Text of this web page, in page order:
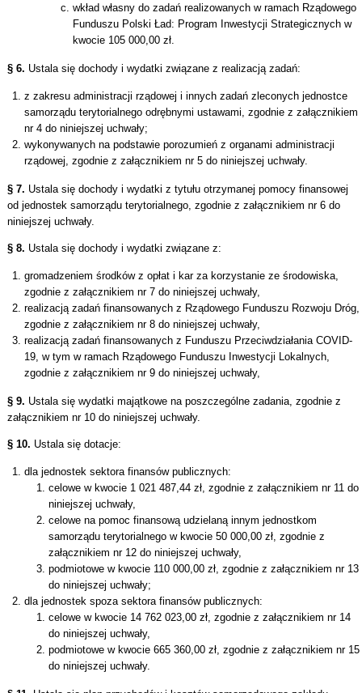
wkład własny do zadań realizowanych w ramach Rządowego
Funduszu Polski Ład: Program Inwestycji Strategicznych w
kwocie 105 000,00 zł.
§ 6. Ustala się dochody i wydatki związane z realizacją zadań:
z zakresu administracji rządowej i innych zadań zleconych jednostce
samorządu terytorialnego odrębnymi ustawami, zgodnie z załącznikiem
nr 4 do niniejszej uchwały;
wykonywanych na podstawie porozumień z organami administracji
rządowej, zgodnie z załącznikiem nr 5 do niniejszej uchwały.
§ 7. Ustala się dochody i wydatki z tytułu otrzymanej pomocy finansowej
od jednostek samorządu terytorialnego, zgodnie z załącznikiem nr 6 do
niniejszej uchwały.
§ 8. Ustala się dochody i wydatki związane z:
gromadzeniem środków z opłat i kar za korzystanie ze środowiska,
zgodnie z załącznikiem nr 7 do niniejszej uchwały,
realizacją zadań finansowanych z Rządowego Funduszu Rozwoju Dróg,
zgodnie z załącznikiem nr 8 do niniejszej uchwały,
realizacją zadań finansowanych z Funduszu Przeciwdziałania COVID-
19, w tym w ramach Rządowego Funduszu Inwestycji Lokalnych,
zgodnie z załącznikiem nr 9 do niniejszej uchwały,
§ 9. Ustala się wydatki majątkowe na poszczególne zadania, zgodnie z
załącznikiem nr 10 do niniejszej uchwały.
§ 10. Ustala się dotacje:
dla jednostek sektora finansów publicznych:
celowe w kwocie 1 021 487,44 zł, zgodnie z załącznikiem nr 11 do
niniejszej uchwały,
celowe na pomoc finansową udzielaną innym jednostkom
samorządu terytorialnego w kwocie 50 000,00 zł, zgodnie z
załącznikiem nr 12 do niniejszej uchwały,
podmiotowe w kwocie 110 000,00 zł, zgodnie z załącznikiem nr 13
do niniejszej uchwały;
dla jednostek spoza sektora finansów publicznych:
celowe w kwocie 14 762 023,00 zł, zgodnie z załącznikiem nr 14
do niniejszej uchwały,
podmiotowe w kwocie 665 360,00 zł, zgodnie z załącznikiem nr 15
do niniejszej uchwały.